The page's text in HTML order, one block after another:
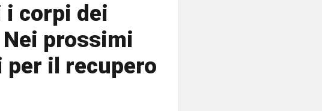
i corpi dei
prossimi
il recupero